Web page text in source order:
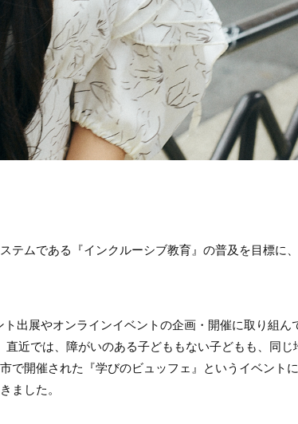
テムである『インクルーシブ教育』の普及を目標に
出展やオンラインイベントの企画・開催に取り組ん
近では、障がいのある子どももない子どもも、同じ
で開催された『学びのビュッフェ』というイベント
ました。